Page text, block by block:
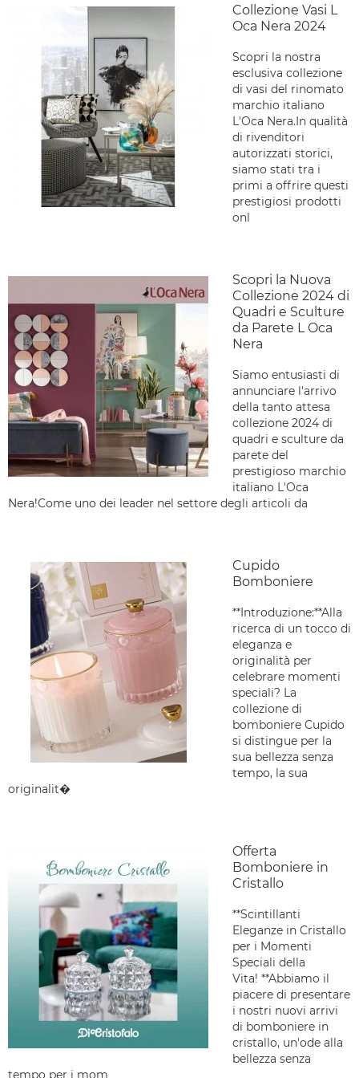
Collezione Vasi L
Oca Nera 2024
Scopri la nostra
esclusiva collezione
di vasi del rinomato
marchio italiano
L'Oca Nera.In qualità
di rivenditori
autorizzati storici,
siamo stati tra i
primi a offrire questi
prestigiosi prodotti
onl
Scopri la Nuova
Collezione 2024 di
Quadri e Sculture
da Parete L Oca
Nera
Siamo entusiasti di
annunciare l'arrivo
della tanto attesa
collezione 2024 di
quadri e sculture da
parete del
prestigioso marchio
italiano L'Oca
Nera!Come uno dei leader nel settore degli articoli da
Cupido
Bomboniere
**Introduzione:**Alla
ricerca di un tocco di
eleganza e
originalità per
celebrare momenti
speciali? La
collezione di
bomboniere Cupido
si distingue per la
sua bellezza senza
tempo, la sua
originalit�
Offerta
Bomboniere in
Cristallo
**Scintillanti
Eleganze in Cristallo
per i Momenti
Speciali della
Vita! **Abbiamo il
piacere di presentare
i nostri nuovi arrivi
di bomboniere in
cristallo, un'ode alla
bellezza senza
tempo per i mom